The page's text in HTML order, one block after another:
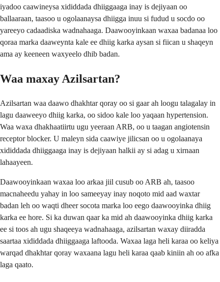
iyadoo caawineysa xididdada dhiiggaaga inay is dejiyaan oo
ballaaraan, taasoo u ogolaanaysa dhiigga inuu si fudud u socdo oo
yareeyo cadaadiska wadnahaaga. Daawooyinkaan waxaa badanaa loo
qoraa marka daaweynta kale ee dhiig karka aysan si fiican u shaqeyn
ama ay keeneen waxyeelo dhib badan.
Waa maxay Azilsartan?
Azilsartan waa daawo dhakhtar qoray oo si gaar ah loogu talagalay in
lagu daaweeyo dhiig karka, oo sidoo kale loo yaqaan hypertension.
Waa waxa dhakhaatiirtu ugu yeeraan ARB, oo u taagan angiotensin
receptor blocker. U maleyn sida caawiye jilicsan oo u ogolaanaya
xididdada dhiiggaaga inay is dejiyaan halkii ay si adag u xirnaan
lahaayeen.
Daawooyinkaan waxaa loo arkaa jiil cusub oo ARB ah, taasoo
macnaheedu yahay in loo sameeyay inay noqoto mid aad waxtar
badan leh oo waqti dheer socota marka loo eego daawooyinka dhiig
karka ee hore. Si ka duwan qaar ka mid ah daawooyinka dhiig karka
ee si toos ah ugu shaqeeya wadnahaaga, azilsartan waxay diiradda
saartaa xididdada dhiiggaaga laftooda. Waxaa laga heli karaa oo keliya
warqad dhakhtar qoray waxaana lagu heli karaa qaab kiniin ah oo afka
laga qaato.